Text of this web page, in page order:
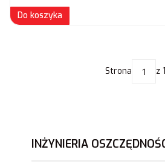
Do koszyka
Strona z 1
INŻYNIERIA